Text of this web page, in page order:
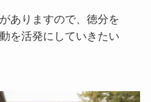
ありますので、徳分を
を活発にしていきたい